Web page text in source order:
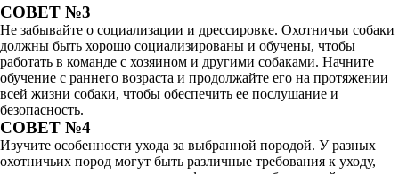
СОВЕТ №3
Не забывайте о социализации и дрессировке. Охотничьи собаки
должны быть хорошо социализированы и обучены, чтобы
работать в команде с хозяином и другими собаками. Начните
обучение с раннего возраста и продолжайте его на протяжении
всей жизни собаки, чтобы обеспечить ее послушание и
безопасность.
СОВЕТ №4
Изучите особенности ухода за выбранной породой. У разных
охотничьих пород могут быть различные требования к уходу,